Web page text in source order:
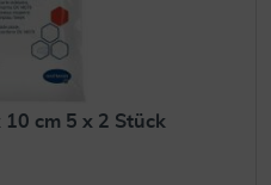
10 cm 5 x 2 Stück